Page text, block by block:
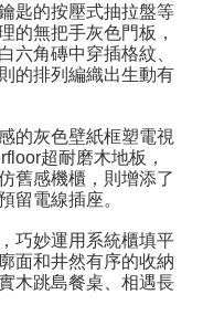
匙的按壓式抽拉盤等
的無把手灰色門板，
六角磚中穿插格紋、
的排列編織出生動有
的灰色壁紙框塑電視
超耐磨木地板，
舊感機櫃，則增添了
留電線插座。
巧妙運用系統櫃填平
面和井然有序的收納
木跳島餐桌、相遇長